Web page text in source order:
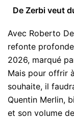
De Zerbi veut
Avec Roberto
refonte
2026, marqué
Mais pour offrir
souhaite, il
Quentin Merlin,
et son volume